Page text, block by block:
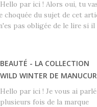
Hello par ici ! Alors oui, tu
choquée du sujet de cet
pas obligée de le lire si il
BEAUTÉ - LA COLLECTION
WILD WINTER DE
Hello par ici ! Je vous ai parlé
plusieurs fois de la marque